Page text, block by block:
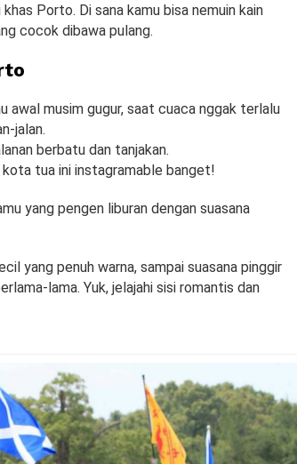
Porto. Di sana kamu bisa nemuin kain
cocok dibawa pulang.
awal musim gugur, saat cuaca nggak terlalu
jalan.
berbatu dan tanjakan.
tua ini instagramable banget!
yang pengen liburan dengan suasana
yang penuh warna, sampai suasana pinggir
lama. Yuk, jelajahi sisi romantis dan